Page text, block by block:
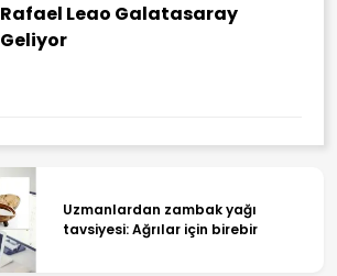
Rafael Leao Galatasaray
Geliyor
Uzmanlardan zambak yağı
tavsiyesi: Ağrılar için birebir